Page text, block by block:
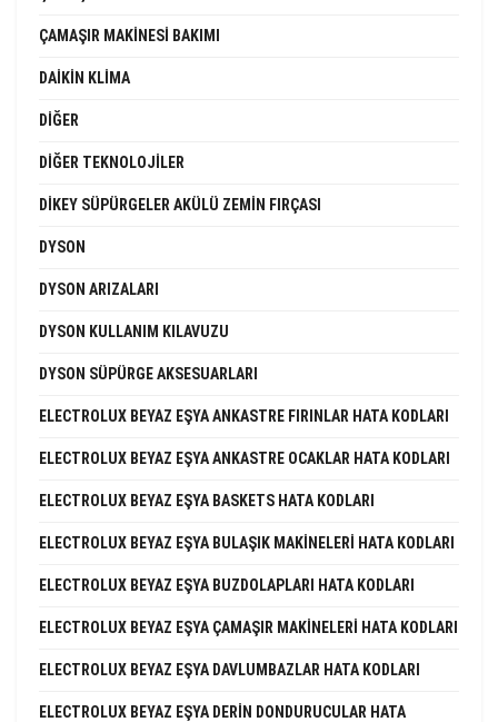
ÇAMAŞIR MAKINESI BAKIMI
DAIKIN KLIMA
DIĞER
DIĞER TEKNOLOJILER
DIKEY SÜPÜRGELER AKÜLÜ ZEMIN FIRÇASI
DYSON
DYSON ARIZALARI
DYSON KULLANIM KILAVUZU
DYSON SÜPÜRGE AKSESUARLARI
ELECTROLUX BEYAZ EŞYA ANKASTRE FIRINLAR HATA KODLARI
ELECTROLUX BEYAZ EŞYA ANKASTRE OCAKLAR HATA KODLARI
ELECTROLUX BEYAZ EŞYA BASKETS HATA KODLARI
ELECTROLUX BEYAZ EŞYA BULAŞIK MAKINELERI HATA KODLARI
ELECTROLUX BEYAZ EŞYA BUZDOLAPLARI HATA KODLARI
ELECTROLUX BEYAZ EŞYA ÇAMAŞIR MAKINELERI HATA KODLARI
ELECTROLUX BEYAZ EŞYA DAVLUMBAZLAR HATA KODLARI
ELECTROLUX BEYAZ EŞYA DERIN DONDURUCULAR HATA